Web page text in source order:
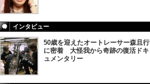
インタビュー
50歳を迎えたオートレーサー森且行
に密着 大怪我から奇跡の復活ドキ
ュメンタリー